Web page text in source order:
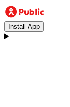
Install App